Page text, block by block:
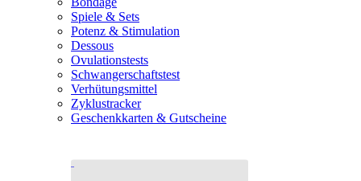
Spiele & Sets
Potenz & Stimulation
Dessous
Ovulationstests
Schwangerschaftstest
Verhütungsmittel
Zyklustracker
Geschenkkarten & Gutscheine